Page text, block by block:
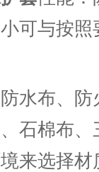
可与按
水布、
石棉布
来选择材